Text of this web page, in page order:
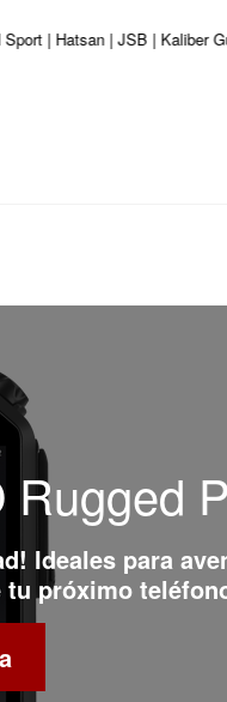
Hatsan | JSB | Kaliber
Rugged
Ideales para
tu próximo